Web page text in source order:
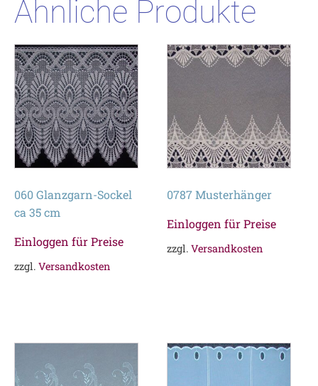
Ähnliche Produkte
060 Glanzgarn-Sockel
ca 35 cm
Einloggen für Preise
zzgl. Versandkosten
0787 Musterhänger
Einloggen für Preise
zzgl.Versandkosten